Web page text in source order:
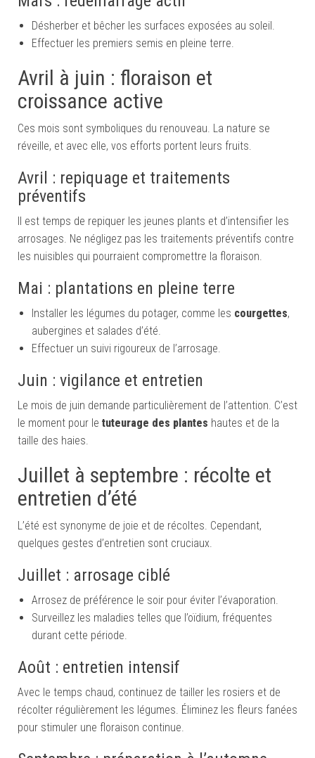
Désherber et bêcher les surfaces exposées au soleil.
Effectuer les premiers semis en pleine terre.
Avril à juin : floraison et
croissance active
Ces mois sont symboliques du renouveau. La nature se
réveille, et avec elle, vos efforts portent leurs fruits.
Avril : repiquage et traitements
préventifs
Il est temps de repiquer les jeunes plants et d’intensifier les
arrosages. Ne négligez pas les traitements préventifs contre
les nuisibles qui pourraient compromettre la floraison.
Mai : plantations en pleine terre
Installer les légumes du potager, comme les courgettes,
aubergines et salades d’été.
Effectuer un suivi rigoureux de l’arrosage.
Juin : vigilance et entretien
Le mois de juin demande particulièrement de l’attention. C’est
le moment pour le tuteurage des plantes hautes et de la
taille des haies.
Juillet à septembre : récolte et
entretien d’été
L’été est synonyme de joie et de récoltes. Cependant,
quelques gestes d’entretien sont cruciaux.
Juillet : arrosage ciblé
Arrosez de préférence le soir pour éviter l’évaporation.
Surveillez les maladies telles que l’oïdium, fréquentes
durant cette période.
Août : entretien intensif
Avec le temps chaud, continuez de tailler les rosiers et de
récolter régulièrement les légumes. Éliminez les fleurs fanées
pour stimuler une floraison continue.